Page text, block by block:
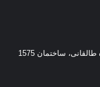
آدرس : تهران ، خیابان ولیعصر(عج)، جنب چهارراه طالقانی، ساختمان 1575